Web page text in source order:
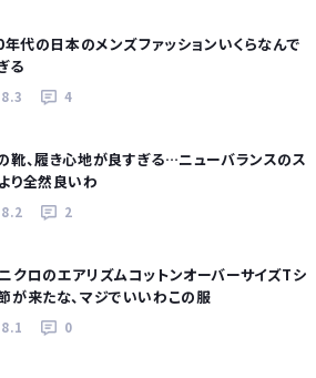
年代の日本のメンズファッションいくらなんで
る
4
靴、履き心地が良すぎる…ニューバランスのス
り全然良いわ
2
クロのエアリズムコットンオーバーサイズTシ
が来たな、マジでいいわこの服
0